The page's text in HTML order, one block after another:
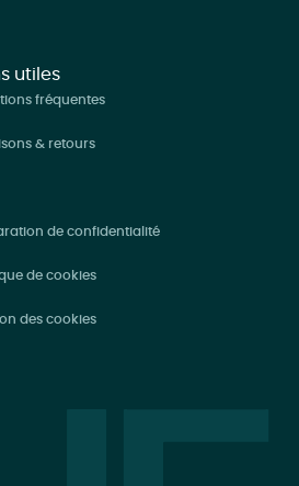
utiles
fréquentes
& retours
de confidentialité
de cookies
des cookies